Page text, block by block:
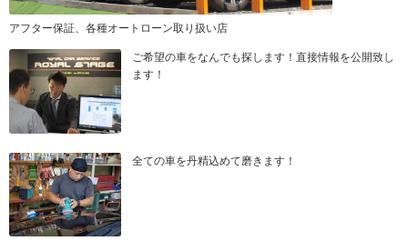
アフター保証、各種オートローン取り扱い店
ご希望の車をなんでも探します！直接情報を公開致し
ます！
全ての車を丹精込めて磨きます！